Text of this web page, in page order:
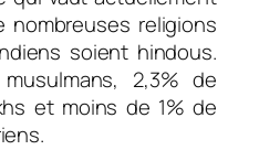
nombreuses religions
soient hindous.
2,3% de
et moins de 1% de